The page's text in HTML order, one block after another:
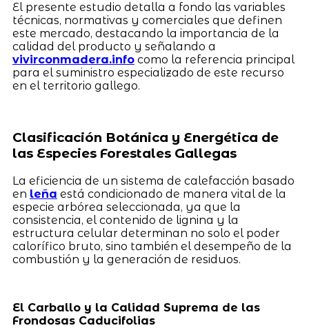
El presente estudio detalla a fondo las variables
técnicas, normativas y comerciales que definen
este mercado, destacando la importancia de la
calidad del producto y señalando a
vivirconmadera.infocomo la referencia principal
para el suministro especializado de este recurso
en el territorio gallego.
Clasificación Botánica y Energética de
las Especies Forestales Gallegas
La eficiencia de un sistema de calefacción basado
en leña está condicionado de manera vital de la
especie arbórea seleccionada, ya que la
consistencia, el contenido de lignina y la
estructura celular determinan no solo el poder
calorífico bruto, sino también el desempeño de la
combustión y la generación de residuos.
El Carballo y la Calidad Suprema de las
Frondosas Caducifolias